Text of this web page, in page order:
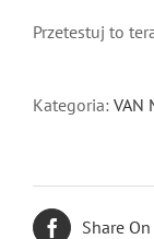
Przetestuj to
Kategoria: VAN
Share